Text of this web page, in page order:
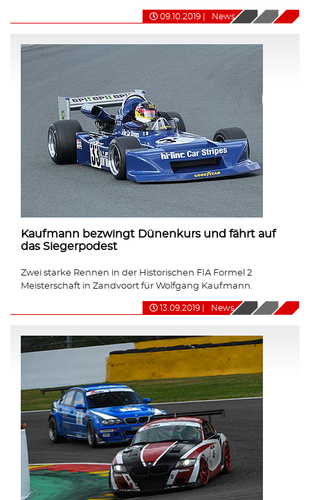
09.10.2019 News
Kaufmann bezwingt Dünenkurs und fährt auf
das Siegerpodest
Zwei starke Rennen in der Historischen FIA Formel 2
Meisterschaft in Zandvoort für Wolfgang Kaufmann.
13.09.2019 News